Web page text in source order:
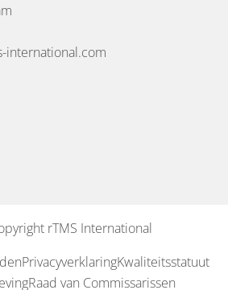
international.com
rTMS International
PrivacyverklaringKwaliteitsstatuut
Raad van Commissarissen